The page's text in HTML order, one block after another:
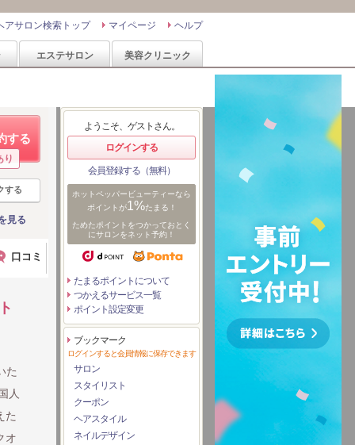
ヘルプ
マイページ
アサロン検索トップ
エステサロン 美容クリニック
する
り
する
見る
口コミ
た
人
た
オ
ようこそ、ゲストさん。
ログインする
会員登録する（無料）
ホットペッパービューティーなら
ポイントが1%たまる！
ためたポイントをつかっておとく
にサロンをネット予約！
たまるポイントについて
つかえるサービス一覧
ポイント設定変更
ブックマーク
ログインすると会員情報に保存できます
サロン
スタイリスト
クーポン
ヘアスタイル
ネイルデザイン